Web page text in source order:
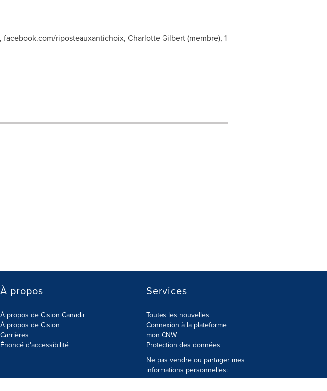
, facebook.com/riposteauxantichoix, Charlotte Gilbert (membre), 1
À propos
À propos de Cision Canada
À propos de Cision
Carrières
Énoncé d'accessibilité
Services
Toutes les nouvelles
Connexion à la plateforme
mon CNW
Protection des données
Ne pas vendre ou partager mes
informations personnelles: